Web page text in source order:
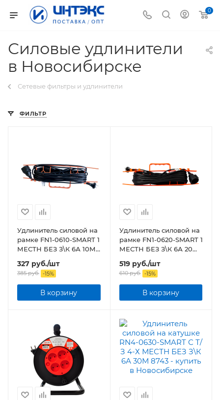
0
Силовые удлинители
в Новосибирске
Сетевые фильтры и удлинители
ФИЛЬТР
Удлинитель силовой на
рамке FN1-0610-SMART 1
МЕСТН БЕЗ З\К 6А 10М
327 руб./шт
385руб. -15%
В корзину
Удлинитель силовой на
рамке FN1-0620-SMART 1
МЕСТН БЕЗ З\К 6А 20М
519руб./шт
610руб. -15%
В корзину